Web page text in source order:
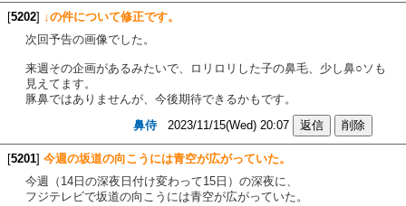
[5202] ↓の件について修正です。
次回予告の画像でした。
来週その企画があるみたいで、ロリロリした子の鼻毛、少し鼻○ソも
見えてます。
豚鼻ではありませんが、今後期待できるかもです。
鼻侍2023/11/15(Wed) 20:07
[5201] 今週の坂道の向こうには青空が広がっていた。
今週（14日の深夜日付け変わって15日）の深夜に、
フジテレビで坂道の向こうには青空が広がっていた。